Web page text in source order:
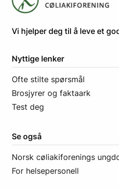
​​​​Vi hjelper deg til å leve et
Nyttige lenker
Ofte stilte spørsmål
Brosjyrer og faktaark
Test deg
Se også
Norsk cøliakiforenings
For helsepersonell